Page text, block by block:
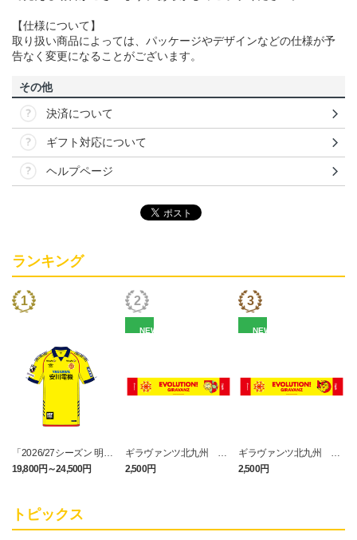
【仕様について】
取り扱い商品によっては、パッケージやデザインなどの仕様が予
告なく変更になることがございます。
その他
決済について
ギフト対応について
ヘルプページ
ランキング
「2026/27シーズン 明治
安田J3リーグ」オーセン
ティックユニフォームFP
19,800円～24,500円
NEW
ギラヴァンツ北九州 キ
マワリ タオルマフラー
2,500円
NEW
ギラヴァンツ北九州 ピ
カチュウ タオルマフラー
2,500円
トピックス